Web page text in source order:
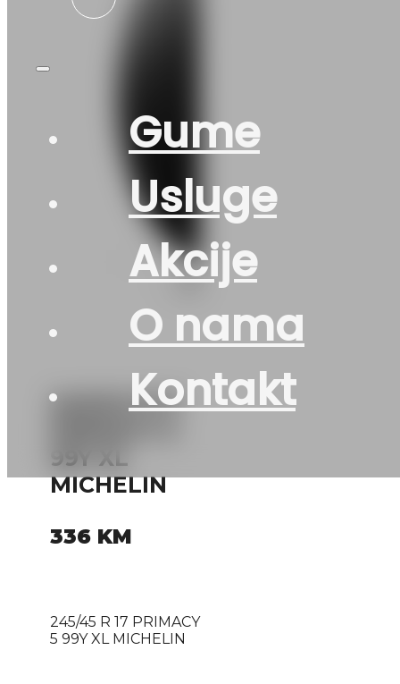
Gume
Usluge
Akcije
O nama
Kontakt
245/45 R 17
99Y XL
MICHELIN
336 KM
245/45 R 17 PRIMACY
5 99Y XL MICHELIN